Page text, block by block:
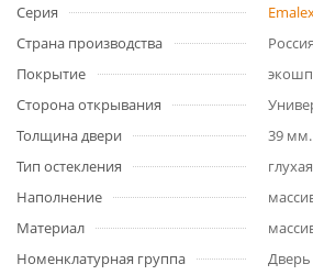
Серия
Страна производства
Россия
Покрытие
Сторона открывания
Толщина двери
39 мм.
Тип остекления
глухая
Наполнение
Материал
Номенклатурная группа